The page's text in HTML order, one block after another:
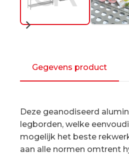
Gegevens product
Deze geanodiseerd
legborden, welke
mogelijk het beste
aan alle normen omtrent